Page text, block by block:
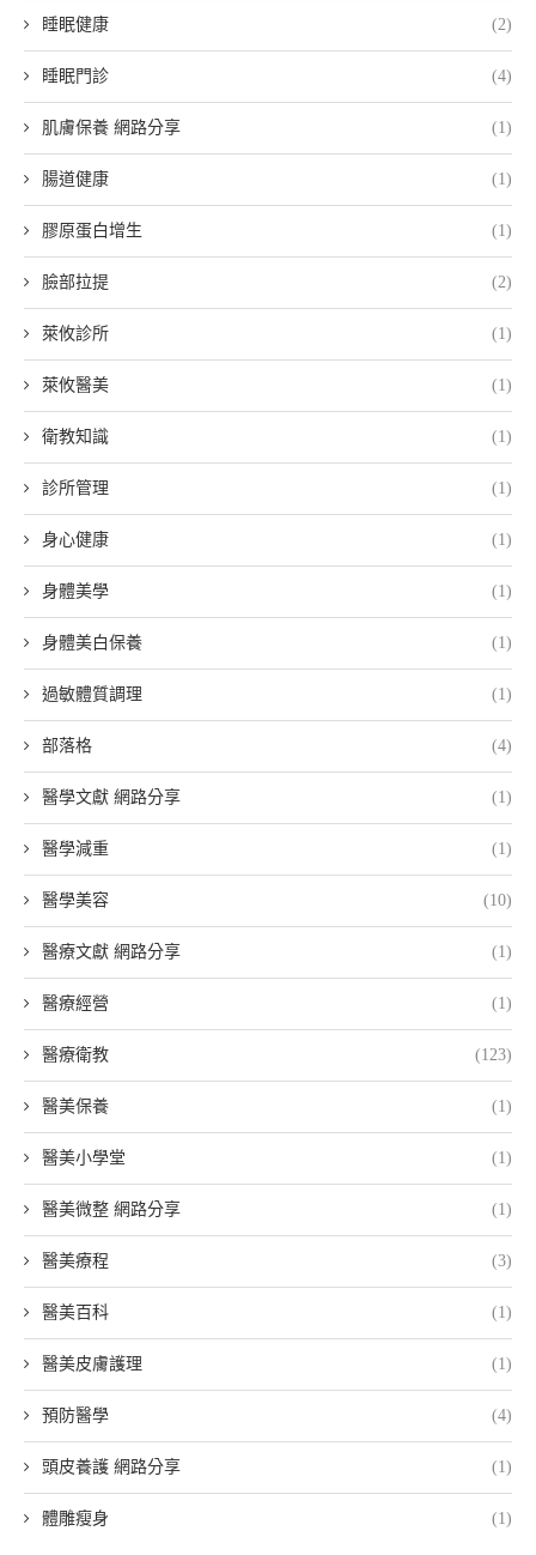
睡眠健康 (2)
睡眠門診 (4)
肌膚保養 網路分享 (1)
腸道健康 (1)
膠原蛋白增生 (1)
臉部拉提 (2)
萊攸診所 (1)
萊攸醫美 (1)
衛教知識 (1)
診所管理 (1)
身心健康 (1)
身體美學 (1)
身體美白保養 (1)
過敏體質調理 (1)
部落格 (4)
醫學文獻 網路分享 (1)
醫學減重 (1)
醫學美容 (10)
醫療文獻 網路分享 (1)
醫療經營 (1)
醫療衛教 (123)
醫美保養 (1)
醫美小學堂 (1)
醫美微整 網路分享 (1)
醫美療程 (3)
醫美百科 (1)
醫美皮膚護理 (1)
預防醫學 (4)
頭皮養護 網路分享 (1)
體雕瘦身 (1)